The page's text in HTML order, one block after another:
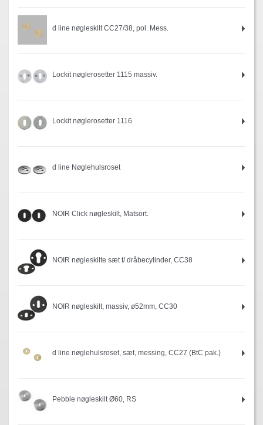
d line nøgleskilt CC27/38, pol. Mess.
Lockit nøglerosetter 1115 massiv.
Lockit nøglerosetter 1116
d line Nøglehulsroset
NOIR Click nøgleskilt, Matsort.
NOIR nøgleskilte sæt t/ dråbecylinder, CC38
NOIR nøgleskilt, massiv, ø52mm, CC30
d line nøglehulsroset, sæt, messing, CC27 (BtC pak.)
Pebble nøgleskilt Ø60, RS